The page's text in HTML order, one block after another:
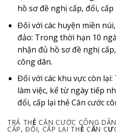
hồ sơ đề nghị cấp, đổi,
Đối với các huyện miền
đảo: Trong thời hạn 10
nhận đủ hồ sơ đề nghị
công dân.
Đối với các khu vực còn
làm việc, kểtừ ngày tiếp
đổi, cấp lại thẻ Căn cước
TRẢ THẺCĂN CƯỚC CÔNG
CẤP, ĐỔI, CẤP LẠI THẺ CĂN CƯ